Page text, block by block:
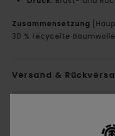
Zusammensetzung
30 % recycelte Baumwolle
Versand &